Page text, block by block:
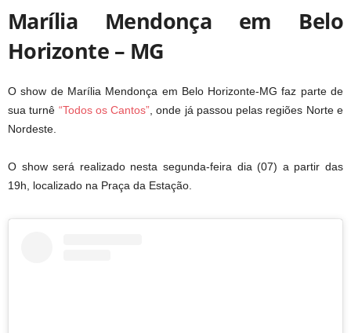
Marília Mendonça em Belo
Horizonte – MG
O show de Marília Mendonça em Belo Horizonte-MG faz parte de
sua turnê “Todos os Cantos” , onde já passou pelas regiões Norte e
Nordeste.
O show será realizado nesta segunda-feira dia (07) a partir das
19h, localizado na Praça da Estação.